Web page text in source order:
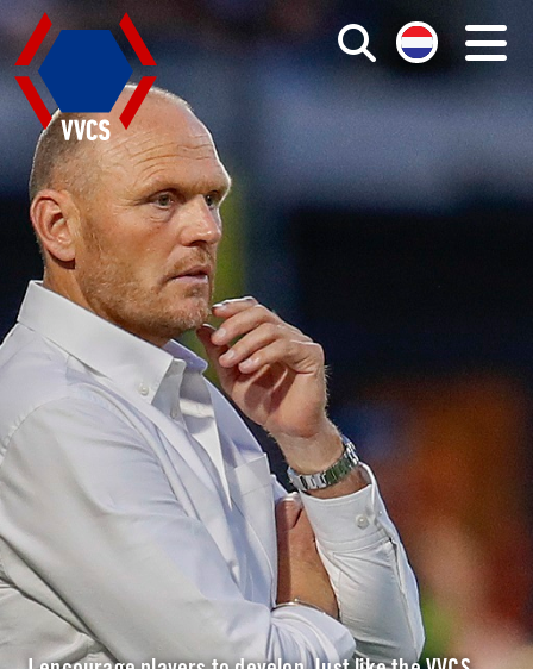
The preparation for a 2nd career I do myself. Together
with the VVCS.